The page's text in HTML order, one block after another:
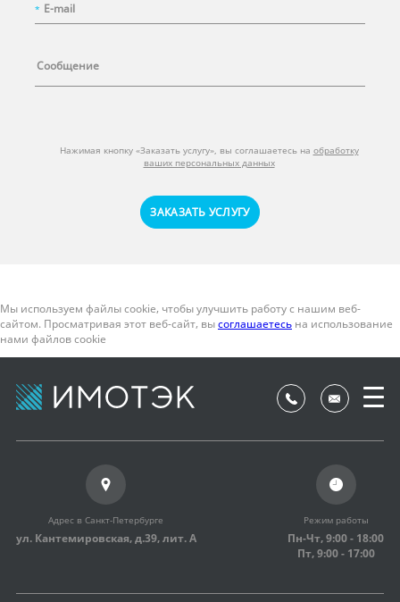
*
Нажимая кнопку «Заказать услугу», вы соглашаетесь на обработку
ваших персональных данных
ЗАКАЗАТЬ УСЛУГУ
Мы используем файлы cookie, чтобы улучшить работу с нашим веб-
сайтом. Просматривая этот веб-сайт, высоглашаетесь на использование
нами файлов cookie
Адрес в Санкт-Петербурге
ул. Кантемировская, д.39,лит. А
Режим работы
Пн-Чт, 9:00 - 18:00
Пт, 9:00 - 17:00